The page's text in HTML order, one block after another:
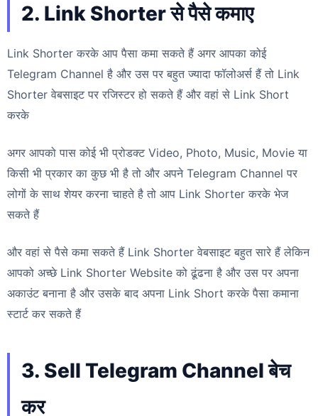
2. Link Shorter से पैसे कमाए
Link Shorter करके आप पैसा कमा सकते हैं अगर आपका कोई
Telegram Channel है और उस पर बहुत ज्यादा फॉलोअर्स हैं तो Link
Shorter वेबसाइट पर रजिस्टर हो सकते हैं और वहां से Link Short
करके
अगर आपको पास कोई भी प्रोडक्ट Video, Photo, Music, Movie या
किसी भी प्रकार का कुछ भी है तो और अपने Telegram Channel पर
लोगों के साथ शेयर करना चाहते है तो आप Link Shorter करके भेज
सकते हैं
और वहां से पैसे कमा सकते हैं Link Shorter वेबसाइट बहुत सारे हैं लेकिन
आपको अच्छे Link Shorter Website को ढूंढना है और उस पर अपना
अकाउंट बनाना है और उसके बाद अपना Link Short करके पैसा कमाना
स्टार्ट कर सकते हैं
3. Sell Telegram Channel बेच
कर